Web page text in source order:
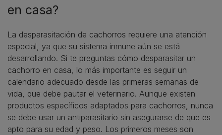
en casa?
La desparasitación de cachorros requiere una atención
especial, ya que su sistema inmune aún se está
desarrollando. Si te preguntas cómo desparasitar un
cachorro en casa, lo más importante es seguir un
calendario adecuado desde las primeras semanas de
vida, que debe pautar el veterinario. Aunque existen
productos específicos adaptados para cachorros, nunca
se debe usar un antiparasitario sin asegurarse de que es
apto para su edad y peso. Los primeros meses son